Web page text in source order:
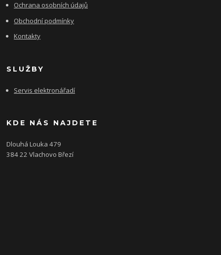
Ochrana osobních údajů
Obchodní podmínky
Kontakty
SLUŽBY
Servis elektronářadí
KDE NÁS NAJDETE
Dlouhá Louka 479
384 22 Vlachovo Březí